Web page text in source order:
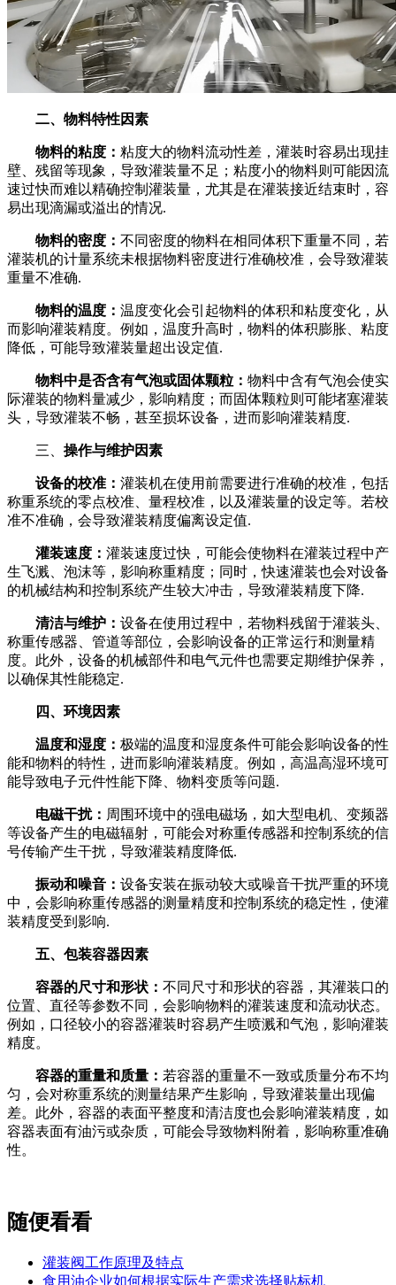
二、物料特性因素
物料的粘度： 粘度大的物料流动性差，灌装时容易出现挂
壁、残留等现象，导致灌装量不足；粘度小的物料则可能因流
速过快而难以精确控制灌装量，尤其是在灌装接近结束时，容
易出现滴漏或溢出的情况.
物料的密度： 不同密度的物料在相同体积下重量不同，若
灌装机的计量系统未根据物料密度进行准确校准，会导致灌装
重量不准确.
物料的温度： 温度变化会引起物料的体积和粘度变化，从
而影响灌装精度。例如，温度升高时，物料的体积膨胀、粘度
降低，可能导致灌装量超出设定值.
物料中是否含有气泡或固体颗粒： 物料中含有气泡会使实
际灌装的物料量减少，影响精度；而固体颗粒则可能堵塞灌装
头，导致灌装不畅，甚至损坏设备，进而影响灌装精度.
三、 操作与维护因素
设备的校准： 灌装机在使用前需要进行准确的校准，包括
称重系统的零点校准、量程校准，以及灌装量的设定等。若校
准不准确，会导致灌装精度偏离设定值.
灌装速度： 灌装速度过快，可能会使物料在灌装过程中产
生飞溅、泡沫等，影响称重精度；同时，快速灌装也会对设备
的机械结构和控制系统产生较大冲击，导致灌装精度下降.
清洁与维护： 设备在使用过程中，若物料残留于灌装头、
称重传感器、管道等部位，会影响设备的正常运行和测量精
度。此外，设备的机械部件和电气元件也需要定期维护保养，
以确保其性能稳定.
四、环境因素
温度和湿度： 极端的温度和湿度条件可能会影响设备的性
能和物料的特性，进而影响灌装精度。例如，高温高湿环境可
能导致电子元件性能下降、物料变质等问题.
电磁干扰： 周围环境中的强电磁场，如大型电机、变频器
等设备产生的电磁辐射，可能会对称重传感器和控制系统的信
号传输产生干扰，导致灌装精度降低.
振动和噪音： 设备安装在振动较大或噪音干扰严重的环境
中，会影响称重传感器的测量精度和控制系统的稳定性，使灌
装精度受到影响.
五、包装容器因素
容器的尺寸和形状： 不同尺寸和形状的容器，其灌装口的
位置、直径等参数不同，会影响物料的灌装速度和流动状态。
例如，口径较小的容器灌装时容易产生喷溅和气泡，影响灌装
精度。
容器的重量和质量： 若容器的重量不一致或质量分布不均
匀，会对称重系统的测量结果产生影响，导致灌装量出现偏
差。此外，容器的表面平整度和清洁度也会影响灌装精度，如
容器表面有油污或杂质，可能会导致物料附着，影响称重准确
性。
随便看看
灌装阀工作原理及特点
食用油企业如何根据实际生产需求选择贴标机